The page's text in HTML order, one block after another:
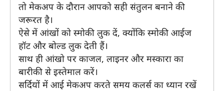
तो मेकअप के दौरान आपको सही संतुलन बनाने की
जरूरत है।
ऐसे में आंखों को स्मोकी लुक दें, क्योंकि स्मोकी आईज
हॉट और बोल्ड लुक देती हैं।
साथ ही आंखो पर काजल, लाइनर और मस्कारा का
बारीकी से इस्तेमाल करें।
सर्दियों में आई मेकअप करते समय कलर्स का ध्यान रखें